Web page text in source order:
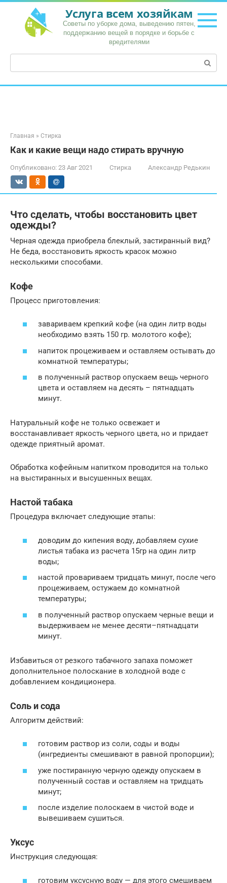
Перейти
контенту
Услуга всем хозяйкам
Советы по уборке дома, выведению пятен,
поддержанию вещей в порядке и борьбе с
вредителями
Поиск:
Главная » Стирка
Как и какие вещи надо стирать вручную
Опубликовано: 23 Авг 2021 Стирка Александр Редькин
Что сделать, чтобы восстановить цвет
одежды?
Черная одежда приобрела блеклый, застиранный вид?
Не беда, восстановить яркость красок можно
несколькими способами.
Кофе
Процесс приготовления:
завариваем крепкий кофе (на один литр воды
необходимо взять 150 гр. молотого кофе);
напиток процеживаем и оставляем остывать до
комнатной температуры;
в полученный раствор опускаем вещь черного
цвета и оставляем на десять – пятнадцать
минут.
Натуральный кофе не только освежает и
восстанавливает яркость черного цвета, но и придает
одежде приятный аромат.
Обработка кофейным напитком проводится на только
на выстиранных и высушенных вещах.
Настой табака
Процедура включает следующие этапы:
доводим до кипения воду, добавляем сухие
листья табака из расчета 15гр на один литр
воды;
настой провариваем тридцать минут, после чего
процеживаем, остужаем до комнатной
температуры;
в полученный раствор опускаем черные вещи и
выдерживаем не менее десяти–пятнадцати
минут.
Избавиться от резкого табачного запаха поможет
дополнительное полоскание в холодной воде с
добавлением кондиционера.
Соль и сода
Алгоритм действий:
готовим раствор из соли, соды и воды
(ингредиенты смешивают в равной пропорции);
уже постиранную черную одежду опускаем в
полученный состав и оставляем на тридцать
минут;
после изделие полоскаем в чистой воде и
вывешиваем сушиться.
Уксус
Инструкция следующая:
готовим уксусную воду — для этого смешиваем